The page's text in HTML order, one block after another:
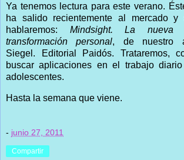
Ya tenemos lectura para este verano.
ha salido recientemente al mercado y
hablaremos: Mindsight. La
transformación personal, de nuestro
Siegel. Editorial Paidós. Trataremos,
buscar aplicaciones en el trabajo
adolescentes.
Hasta la semana que viene.
- junio 27, 2011
Compartir